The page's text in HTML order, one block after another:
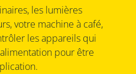
les lumières
votre machine à café,
les appareils qui
pour être